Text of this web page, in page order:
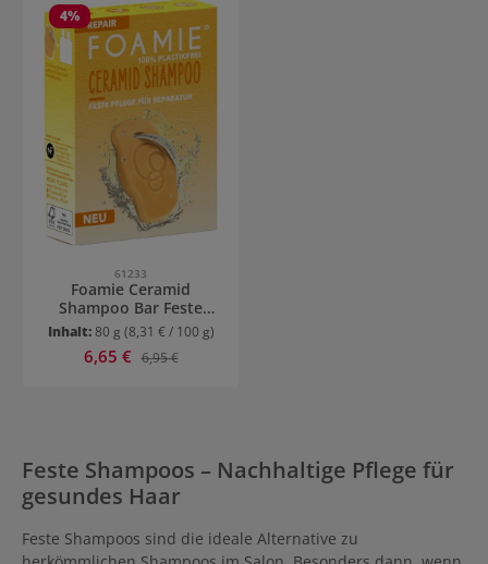
4%
61233
Foamie Ceramid
Shampoo Bar Feste
Pflege für Reparatur
Inhalt:80 g (8,31 € / 100 g)
Verkaufspreis:
6,65 € Regulärer Preis:
6,95 €
Feste Shampoos – Nachhaltige Pflege für
gesundes Haar
Feste Shampoos sind die ideale Alternative zu